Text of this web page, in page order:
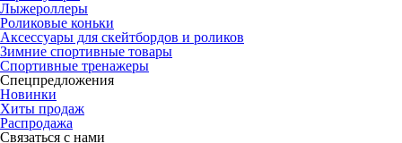
Лыжероллеры
Роликовые коньки
Аксессуары для скейтбордов и роликов
Зимние спортивные товары
Спортивные тренажеры
Спецпредложения
Новинки
Хиты продаж
Распродажа
Связаться с нами